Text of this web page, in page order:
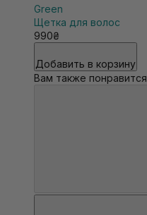
Green
Щетка для волос
990₴
Добавить в корзину
Вам также понравится